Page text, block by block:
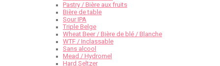
Pastry / Bière aux fruits
Bière de table
Sour IPA
Triple Belge
Wheat Beer / Bière de blé / Blanche
WTF / Inclassable
Sans alcool
Mead / Hydromel
Hard Seltzer